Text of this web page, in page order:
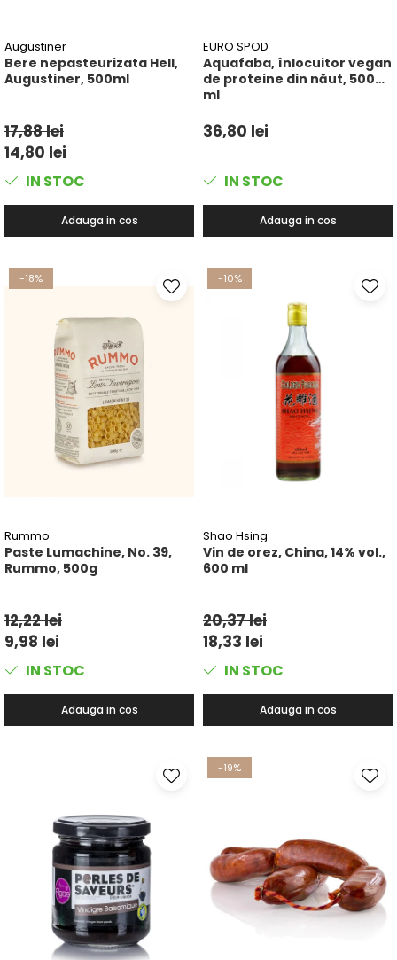
Augustiner
Bere nepasteurizata Hell,
Augustiner, 500ml
17,88 lei
14,80 lei
IN STOC
Adauga in cos
EURO SPOD
Aquafaba, înlocuitor vegan
de proteine ​​din năut, 500
ml
36,80 lei
IN STOC
Adauga in cos
-18%
Rummo
Paste Lumachine, No. 39,
Rummo, 500g
12,22 lei
9,98 lei
IN STOC
Adauga in cos
-10%
Shao Hsing
Vin de orez, China, 14% vol.,
600 ml
20,37 lei
18,33 lei
IN STOC
Adauga in cos
-19%